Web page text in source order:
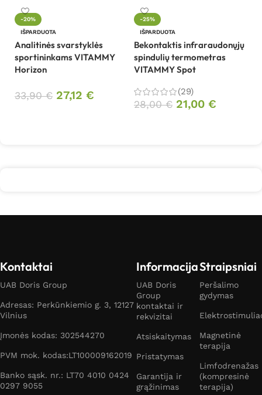
-20%
IŠPARDUOTA
Analitinės svarstyklės
sportininkams VITAMMY
Horizon
33,90€ 27,12 €
-25%
IŠPARDUOTA
Bekontaktis infraraudonųjų
spindulių termometras
VITAMMY Spot
(29)
28,00€ 21,00 €
Kontaktai
UAB Doris Group
Adresas: Perkūnkiemio g. 3, 12127
Vilnius
Įmonės kodas: 302544270
PVM mok. kodas:LT100009162019
Banko sąsk. nr.: LT70 4010 0424
0297 9055
Informacija
UAB Doris
Group
kontaktai ir
rekvizitai
Atsiskaitymas
Pristatymas
Garantija ir
grąžinimas
Straipsniai
Peršalimo
gydymas
Magnetinė
terapija
Limfodrenažas
(kompresinė
terapija)